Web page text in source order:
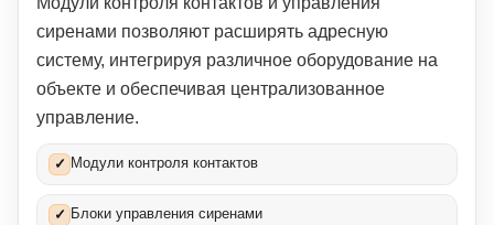
сиренами позволяют расширять адресную
систему, интегрируя различное оборудование на
объекте и обеспечивая централизованное
управление.
✓ Модули контроля контактов
✓ Блоки управления сиренами